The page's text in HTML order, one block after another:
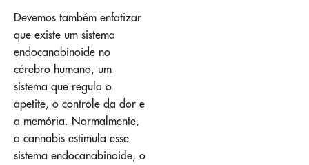
Devemos também enfatizar
que existe um sistema
endocanabinoide no
cérebro humano, um
sistema que regula o
apetite, o controle da dor e
a memória. Normalmente,
a cannabis estimula esse
sistema endocanabinoide, o